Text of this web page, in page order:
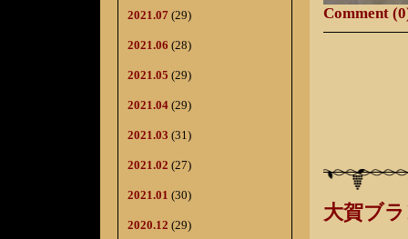
2021.07 (29)
2021.06 (28)
2021.05 (29)
2021.04 (29)
2021.03 (31)
2021.02 (27)
2021.01 (30)
2020.12 (29)
Comment
大賀ブ